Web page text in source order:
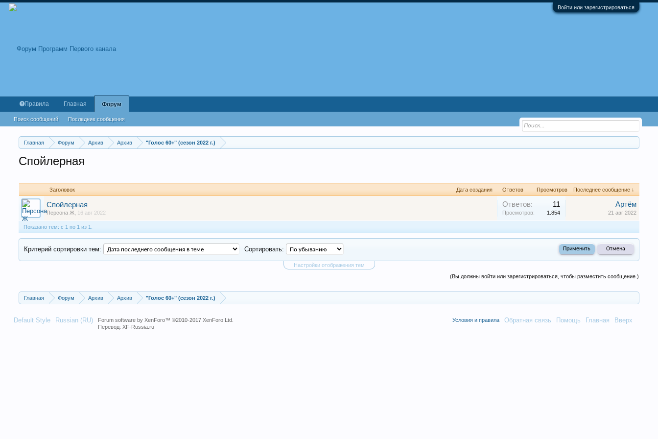
Войти или зарегистрироваться
Главная Форум Архив Архив "Голос 60+" (сезон 2022 г.)
Спойлерная
Заголовок Дата создания Ответов Просмотров Последнее сообщение ↓
Спойлерная
Персона Ж 16 авг 2022
Ответов: 11
Просмотров: 1.854
Артём
21 авг 2022
Показано тем: с 1 по 1 из 1.
Настройки отображения тем
Критерий сортировки тем: Сортировать:
(Вы должны войти или зарегистрироваться, чтобы разместить сообщение.)
Главная Форум Архив Архив "Голос 60+" (сезон 2022 г.)
Правила Главная Форум
Поиск сообщений Последние сообщения
Default Style Russian (RU) Обратная связь Помощь Главная Вверх
Условия и правила
Forum software by XenForo™©2010-2017 XenForo Ltd.
Перевод:XF-Russia.ru